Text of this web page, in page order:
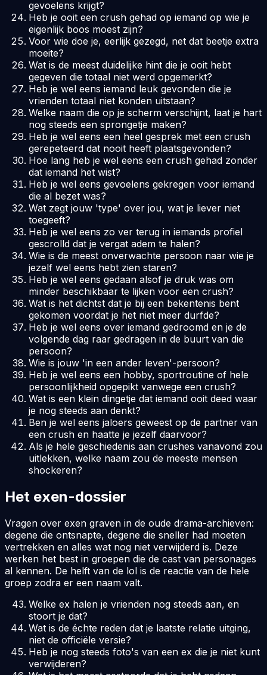
gevoelens krijgt?
Heb je ooit een crush gehad op iemand op wie je
eigenlijk boos moest zijn?
Voor wie doe je, eerlijk gezegd, net dat beetje extra
moeite?
Wat is de meest duidelijke hint die je ooit hebt
gegeven die totaal niet werd opgemerkt?
Heb je wel eens iemand leuk gevonden die je
vrienden totaal niet konden uitstaan?
Welke naam die op je scherm verschijnt, laat je hart
nog steeds een sprongetje maken?
Heb je wel eens een heel gesprek met een crush
gerepeteerd dat nooit heeft plaatsgevonden?
Hoe lang heb je wel eens een crush gehad zonder
dat iemand het wist?
Heb je wel eens gevoelens gekregen voor iemand
die al bezet was?
Wat zegt jouw 'type' over jou, wat je liever niet
toegeeft?
Heb je wel eens zo ver terug in iemands profiel
gescrolld dat je vergat adem te halen?
Wie is de meest onverwachte persoon naar wie je
jezelf wel eens hebt zien staren?
Heb je wel eens gedaan alsof je druk was om
minder beschikbaar te lijken voor een crush?
Wat is het dichtst dat je bij een bekentenis bent
gekomen voordat je het niet meer durfde?
Heb je wel eens over iemand gedroomd en je de
volgende dag raar gedragen in de buurt van die
persoon?
Wie is jouw 'in een ander leven'-persoon?
Heb je wel eens een hobby, sportroutine of hele
persoonlijkheid opgepikt vanwege een crush?
Wat is een klein dingetje dat iemand ooit deed waar
je nog steeds aan denkt?
Ben je wel eens jaloers geweest op de partner van
een crush en haatte je jezelf daarvoor?
Als je hele geschiedenis aan crushes vanavond zou
uitlekken, welke naam zou de meeste mensen
shockeren?
Het exen-dossier
Vragen over exen graven in de oude drama-archieven:
degene die ontsnapte, degene die sneller had moeten
vertrekken en alles wat nog niet verwijderd is. Deze
werken het best in groepen die de cast van personages
al kennen. De helft van de lol is de reactie van de hele
groep zodra er een naam valt.
Welke ex halen je vrienden nog steeds aan, en
stoort je dat?
Wat is de échte reden dat je laatste relatie uitging,
niet de officiële versie?
Heb je nog steeds foto's van een ex die je niet kunt
verwijderen?